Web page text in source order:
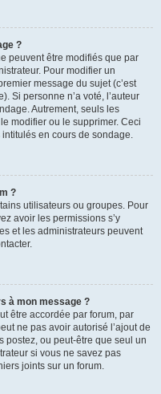
?
peuvent être modifiés que par
Pour modifier un
message du sujet (c’est
Si personne n’a voté, l’auteur
Autrement, seuls les
modifier ou le supprimer. Ceci
en cours de sondage.
?
utilisateurs ou groupes. Pour
avoir les permissions s’y
et les administrateurs peuvent
à mon message ?
être accordée par forum, par
ne pas avoir autorisé l’ajout de
postez, ou peut-être que seul un
si vous ne savez pas
joints sur un forum.